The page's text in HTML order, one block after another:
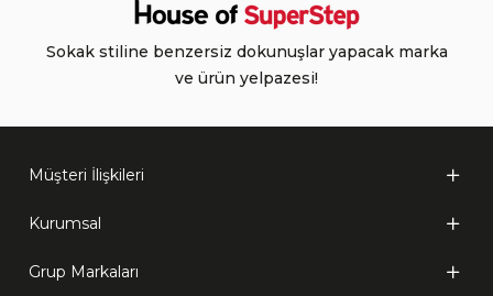
Sokak stiline benzersiz dokunuşlar yapacak marka
ve ürün yelpazesi!
Müşteri İlişkileri
Kurumsal
Grup Markaları